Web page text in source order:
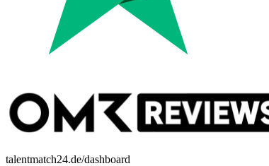
talentmatch24.de/dashboard